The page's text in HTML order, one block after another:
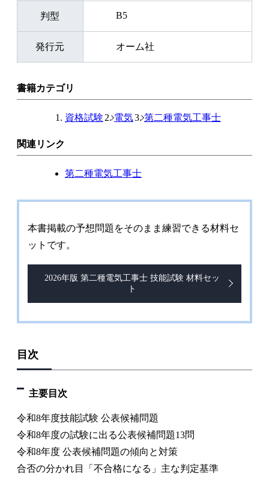
判型 B5
発行元 オーム社
書籍カテゴリ
資格試験 電気 第二種電気工事士
関連リンク
第二種電気工事士
本書掲載の予想問題をそのまま練習できる材料セ
ットです。
2026年版 第二種電気工事士 技能試験 材料セッ
ト
目次
主要目次
令和8年度技能試験 公表候補問題
令和8年度の試験に出る公表候補問題13問
令和8年度 公表候補問題の傾向と対策
合否の分かれ目「不合格になる」主な判定基準